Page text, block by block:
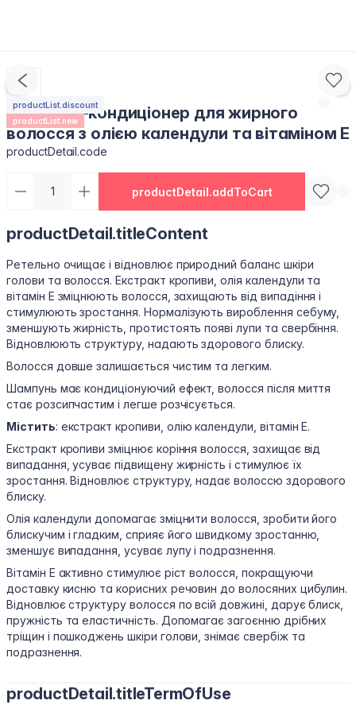
productList.discount
productList.new
Шампунь-кондиціонер для жирного
волосся з олією календули та вітаміном Е
productDetail.code
productDetail.addToCart
productDetail.titleContent
Ретельно очищає і відновлює природний баланс шкіри
голови та волосся. Екстракт кропиви, олія календули та
вітамін Е зміцнюють волосся, захищають від випадіння і
стимулюють зростання. Нормалізують вироблення себуму,
зменшують жирність, протистоять появі лупи та свербіння.
Відновлюють структуру, надають здорового блиску.
Волосся довше залишається чистим та легким.
Шампунь має кондиціонуючий ефект, волосся після миття
стає розсипчастим і легше розчісується.
Містить: екстракт кропиви, олію календули, вітамін Е.
Екстракт кропиви зміцнює коріння волосся, захищає від
випадання, усуває підвищену жирність і стимулює їх
зростання. Відновлює структуру, надає волоссю здорового
блиску.
Олія календули допомагає зміцнити волосся, зробити його
блискучим і гладким, сприяє його швидкому зростанню,
зменшує випадання, усуває лупу і подразнення.
Вітамін Е активно стимулює ріст волосся, покращуючи
доставку кисню та корисних речовин до волосяних цибулин.
Відновлює структуру волосся по всій довжині, дарує блиск,
пружність та еластичність. Допомагає загоєнню дрібних
тріщин і пошкоджень шкіри голови, знімає свербіж та
подразнення.
productDetail.titleTermOfUse